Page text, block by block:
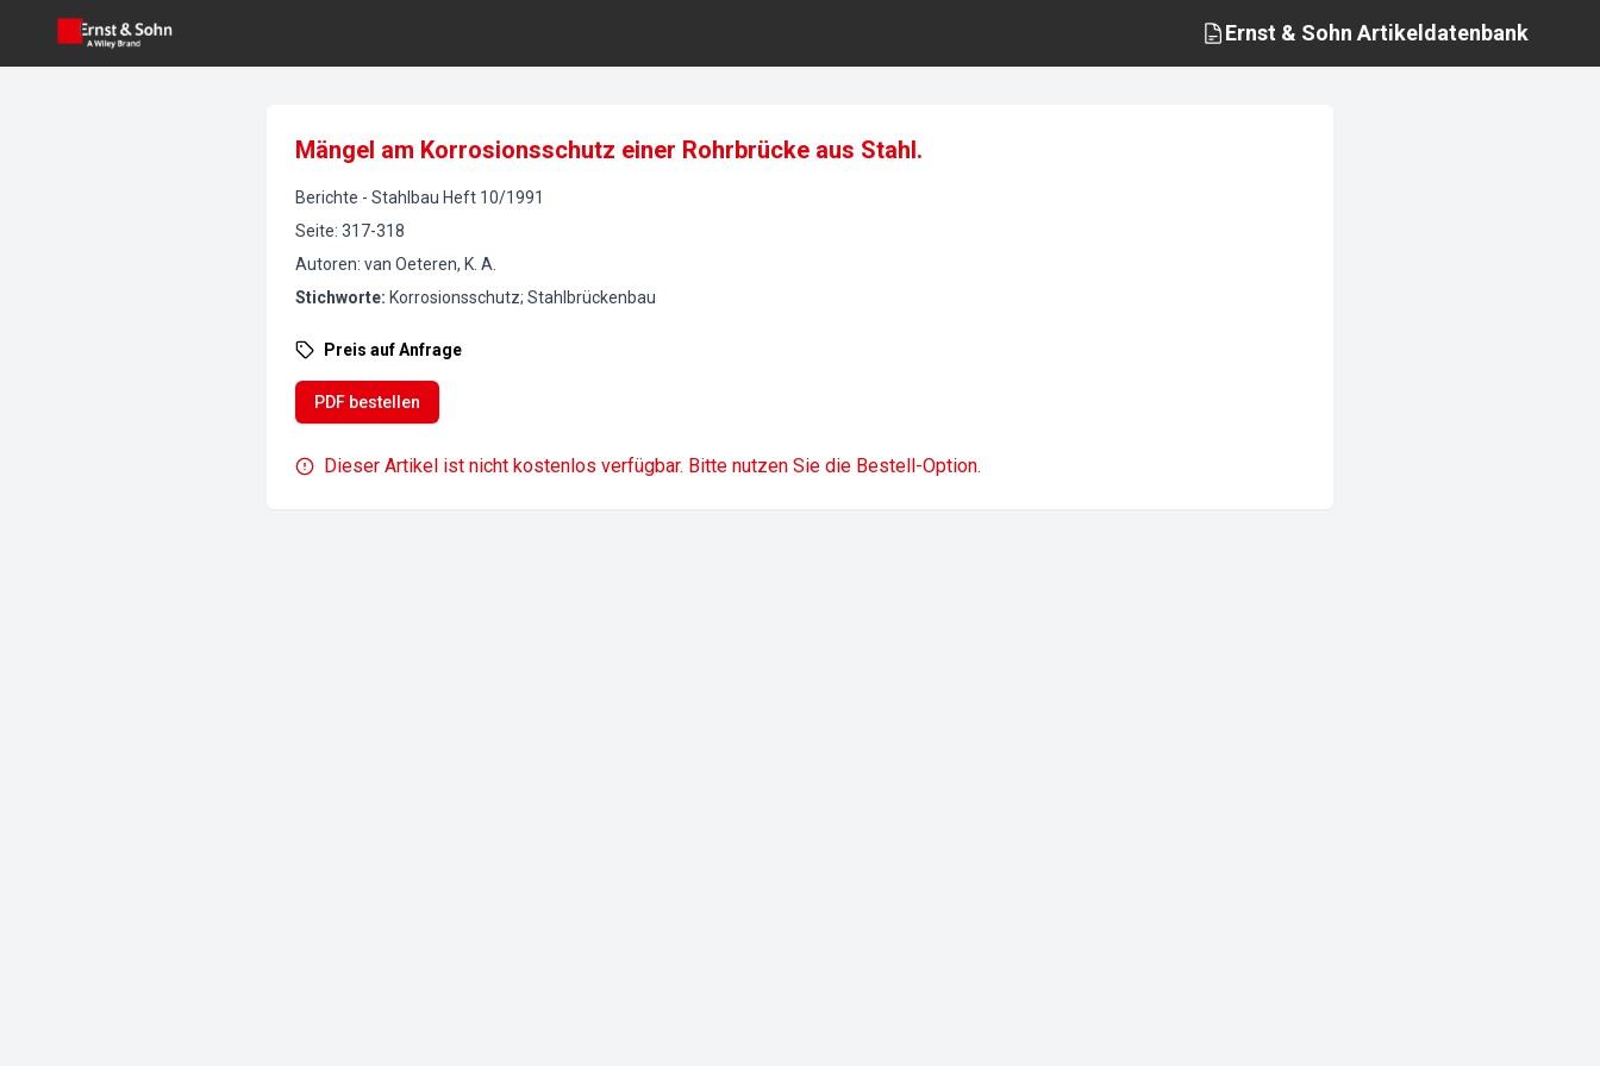
Ernst & Sohn Artikeldatenbank
Mängel am Korrosionsschutz einer Rohrbrücke aus Stahl.
Berichte - Stahlbau Heft 10/1991
Seite: 317-318
Autoren: van Oeteren, K. A.
Stichworte: Korrosionsschutz; Stahlbrückenbau
Preis auf Anfrage
PDF bestellen
Dieser Artikel ist nicht kostenlos verfügbar. Bitte nutzen Sie die Bestell-Option.